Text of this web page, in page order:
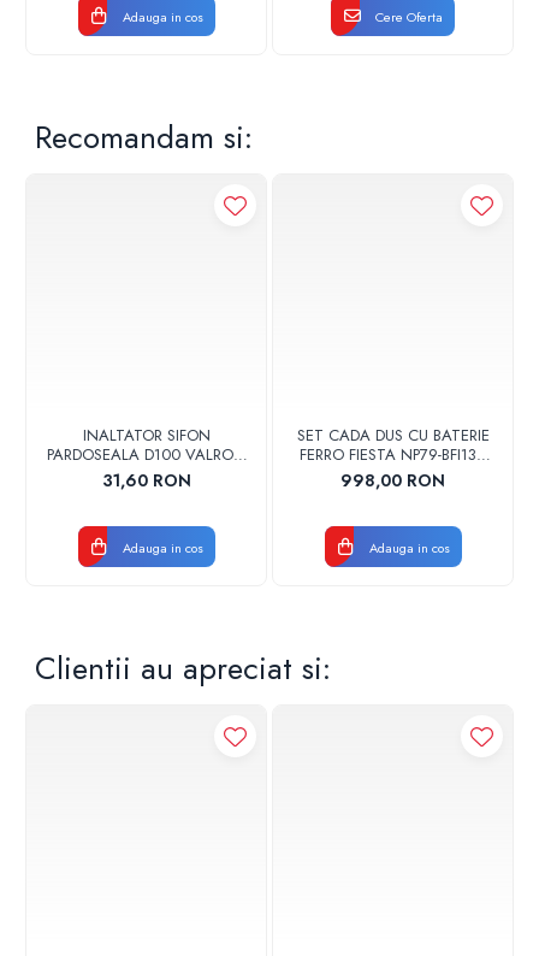
Adauga in cos Cere Oferta
Recomandam si:
INALTATOR SIFON
PARDOSEALA D100 VALROM
17001900004
31,60 RON
Adauga in cos
SET CADA DUS CU BATERIE
FERRO FIESTA NP79-BFI13U
CROM
998,00 RON
Adauga in cos
Clientii au apreciat si: